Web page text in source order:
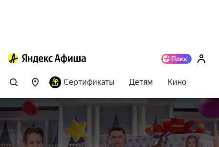
Сертификаты Детям Кино